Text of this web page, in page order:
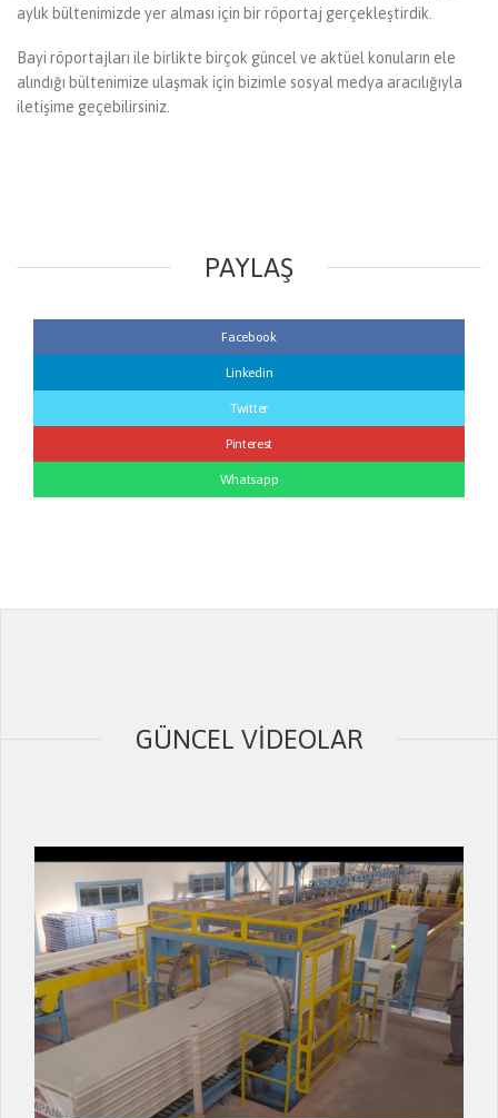
aylık bültenimizde yer alması için bir röportaj gerçekleştirdik.
Bayi röportajları ile birlikte birçok güncel ve aktüel konuların ele
alındığı bültenimize ulaşmak için bizimle sosyal medya aracılığıyla
iletişime geçebilirsiniz.
PAYLAŞ
Facebook
Linkedin
Twitter
Pinterest
Whatsapp
GÜNCEL VIDEOLAR